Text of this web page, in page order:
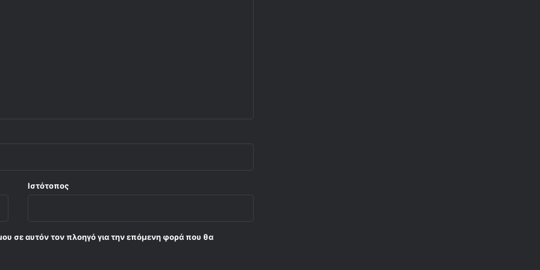
Ιστότοπος
σε αυτόν τον πλοηγό για την επόμενη φορά που θα